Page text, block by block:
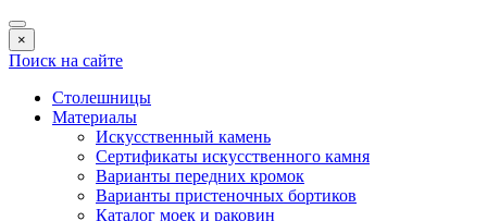
×
Поиск на сайте
Столешницы
Материалы
Искусственный камень
Сертификаты искусственного камня
Варианты передних кромок
Варианты пристеночных бортиков
Каталог моек и раковин